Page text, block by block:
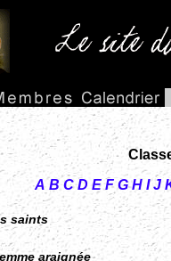
A B C D E F G H I J
saints
araignée